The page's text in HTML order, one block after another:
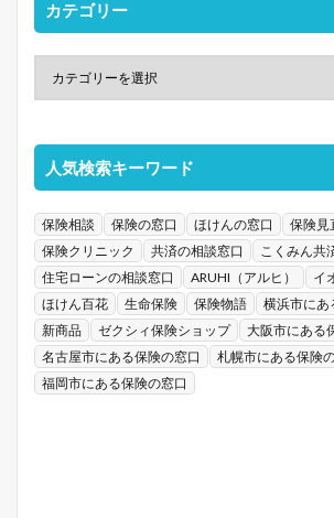
カテゴリー
人気検索キーワード
保険相談 保険の窓口 ほけんの窓口
保険見
保険クリニック
共済の相談窓口
こくみん共
住宅ローンの相談窓口
ARUHI（アルヒ）
イ
ほけん百花
生命保険 保険物語
横浜市にあ
新商品
ゼクシィ保険ショップ
大阪市にある
名古屋市にある保険の窓口
札幌市にある保険
福岡市にある保険の窓口